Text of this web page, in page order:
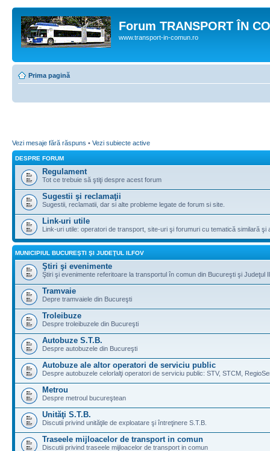
Forum TRANSPORT ÎN
www.transport-in-comun.ro
Prima pagină
Vezi mesaje fără răspuns • Vezi subiecte active
DESPRE FORUM
Regulament
Tot ce trebuie să ştiţi despre acest forum
Sugestii şi reclamaţii
Sugestii, reclamatii, dar si alte probleme legate de forum si site.
Link-uri utile
Link-uri utile: operatori de transport, site-uri şi forumuri cu tematică similară şi
MUNICIPIUL BUCUREŞTI ŞI JUDEŢUL ILFOV
Ştiri şi evenimente
Ştiri şi evenimente referitoare la transportul în comun din Bucureşti şi Judeţul
Tramvaie
Depre tramvaiele din Bucureşti
Troleibuze
Despre troleibuzele din Bucureşti
Autobuze S.T.B.
Despre autobuzele din Bucureşti
Autobuze ale altor operatori de serviciu public
Despre autobuzele celorlalţi operatori de serviciu public: STV, STCM,
Metrou
Despre metroul bucureştean
Unităţi S.T.B.
Discutii privind unităţile de exploatare şi întreţinere S.T.B.
Traseele mijloacelor de transport in comun
Discutii privind traseele mijloacelor de transport in comun